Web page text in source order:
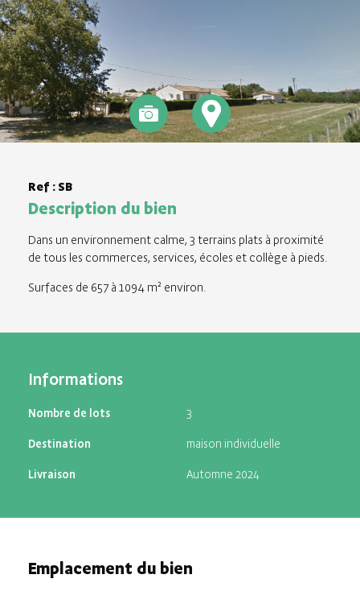
Ref : SB
Description du bien
Dans un environnement calme, 3 terrains plats à proximité
de tous les commerces, services, écoles et collège à pieds.
Surfaces de 657 à 1094 m² environ.
Informations
Nombre de lots 3
Destination maison individuelle
Livraison Automne 2024
Emplacement du bien